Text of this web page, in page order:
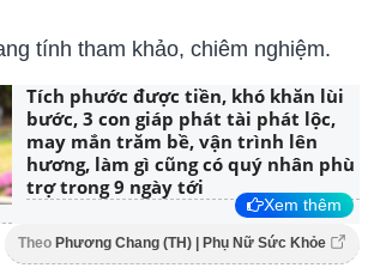
tính tham khảo, chiêm nghiệm.
Tích phước được tiền, khó khăn lùi
bước, 3 con giáp phát tài phát lộc,
may mắn trăm bề, vận trình lên
hương, làm gì cũng có quý nhân phù
trợ trong 9 ngày tới
Xem thêm
Theo Phương Chang (TH) | Phụ Nữ Sức Khỏe